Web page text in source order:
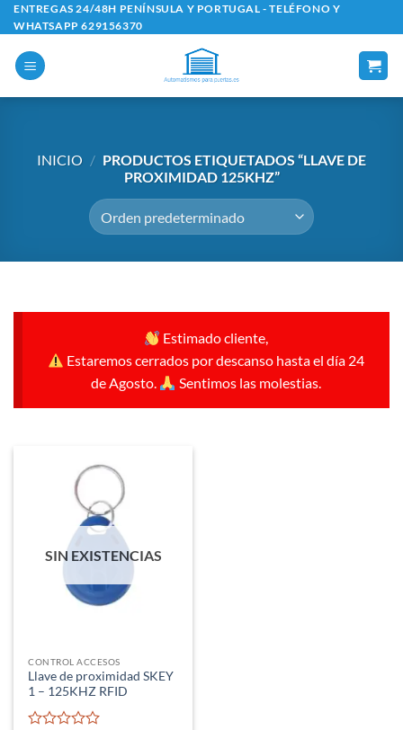
Saltar
al
contenido
ENTREGAS 24/48H PENÍNSULA Y PORTUGAL - TELÉFONO Y
WHATSAPP 629156370
INICIO / PRODUCTOS ETIQUETADOS “LLAVE DE
PROXIMIDAD 125KHZ”
Estimado cliente,
Estaremos cerrados por descanso hasta el día 24
de Agosto.
Sentimos las molestias.
SIN EXISTENCIAS
CONTROL ACCESOS
Llave de proximidad SKEY
1 – 125KHZ RFID